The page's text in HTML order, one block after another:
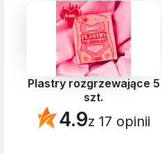
Plastry rozgrzewające 5
szt.
4.9z 17 opinii